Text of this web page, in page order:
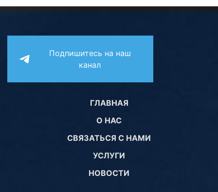
Подпишитесь на наш
канал
ГЛАВНАЯ
О НАС
СВЯЗАТЬСЯ С НАМИ
УСЛУГИ
НОВОСТИ